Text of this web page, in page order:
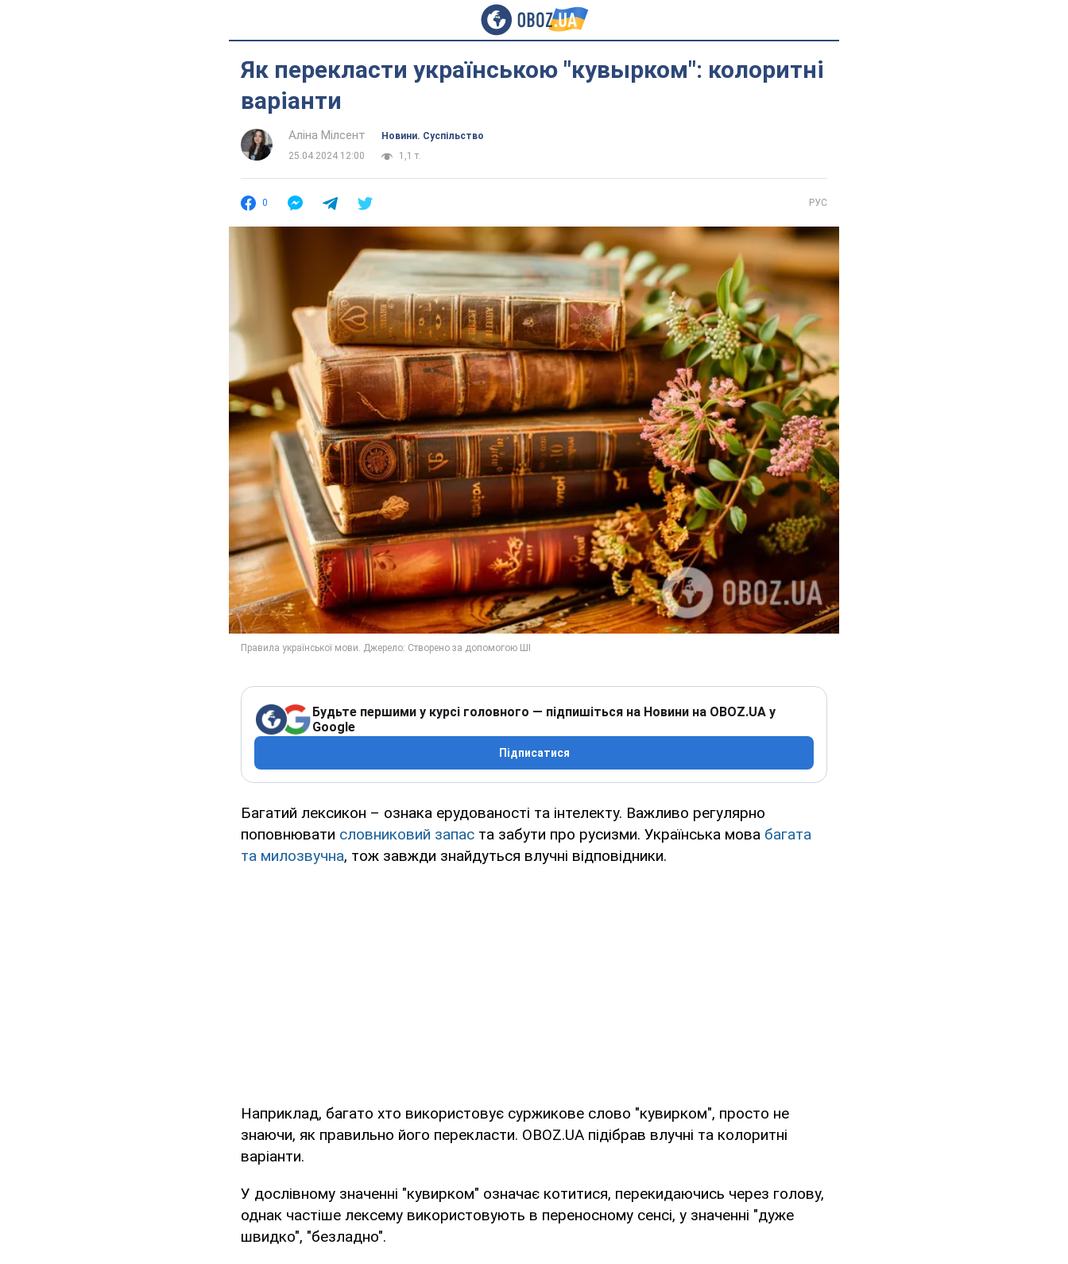
Як перекласти українською "кувырком": колоритні
варіанти
Аліна Мілсент
Новини. Суспільство
25.04.2024 12:00
1,1 т.
0 РУС
Будьте першими у курсі головного — підпишіться на Новини на OBOZ.UA у
Google
Підписатися
Багатий лексикон – ознака ерудованості та інтелекту. Важливо регулярно
поповнювати словниковий запас та забути про русизми. Українська мова багата
та милозвучна, тож завжди знайдуться влучні відповідники.
Наприклад, багато хто використовує суржикове слово "кувирком", просто не
знаючи, як правильно його перекласти. OBOZ.UA підібрав влучні та колоритні
варіанти.
У дослівному значенні "кувирком" означає котитися, перекидаючись через голову,
однак частіше лексему використовують в переносному сенсі, у значенні "дуже
швидко", "безладно".